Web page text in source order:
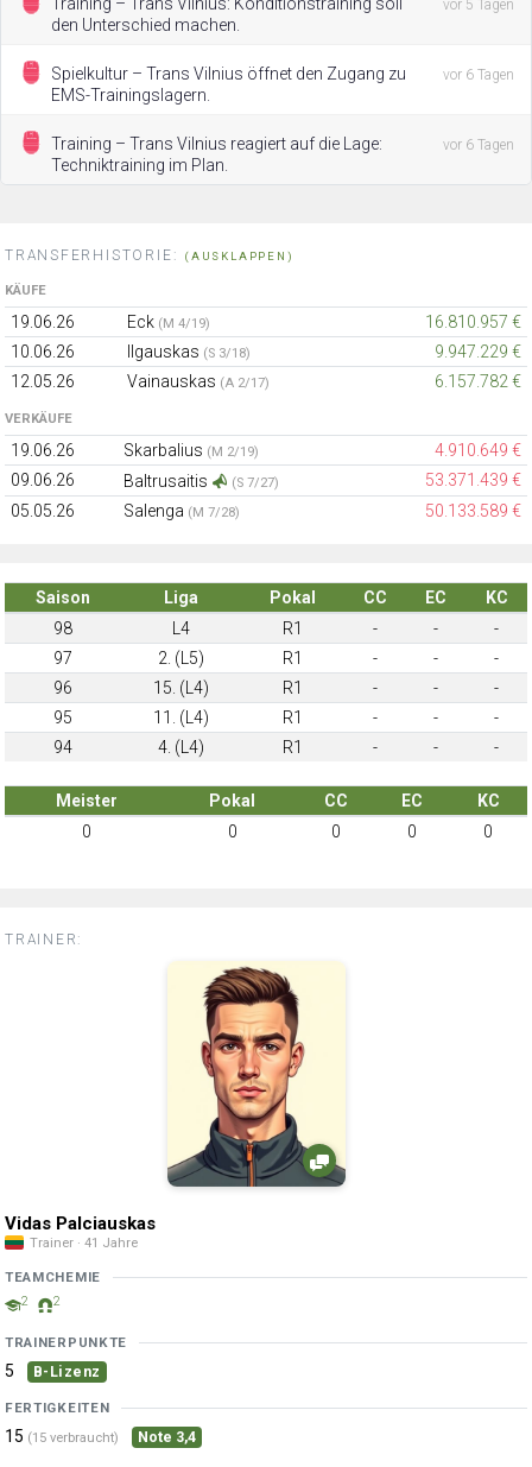
den Unterschied machen.
vor 5 Tagen
Spielkultur – Trans Vilnius öffnet den Zugang zu
EMS-Trainingslagern.
vor 6 Tagen
Training – Trans Vilnius reagiert auf die Lage:
Techniktraining im Plan.
vor 6 Tagen
TRANSFERHISTORIE: (AUSKLAPPEN)
KÄUFE
19.06.26 Eck (M 4/19)
16.810.957 €
10.06.26
Ilgauskas (S 3/18)
9.947.229 €
12.05.26
Vainauskas (A 2/17) 6.157.782 €
VERKÄUFE
19.06.26 Skarbalius (M 2/19)
4.910.649 €
09.06.26
Baltrusaitis (S 7/27)
53.371.439 €
05.05.26
Salenga (M 7/28) 50.133.589 €
Saison Liga Pokal CC EC
KC
98
L4 R1 - -
-
97
2. (L5) R1 - -
-
96
15. (L4) R1 - -
-
95
11. (L4) R1 - -
-
94
4. (L4) R1 - - -
Meister Pokal CC EC
KC
0
0 0 0 0
TRAINER:
Vidas Palciauskas
Trainer · 41 Jahre
TEAMCHEMIE
2 2
TRAINERPUNKTE
5 B-Lizenz
FERTIGKEITEN
15 (15 verbraucht) Note 3,4